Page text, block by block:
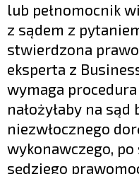
lub pełnomocnik
z sądem z
stwierdzona
eksperta z
wymaga
nałożyłaby na
niezwłocznego
wykonawczego,
sędziego